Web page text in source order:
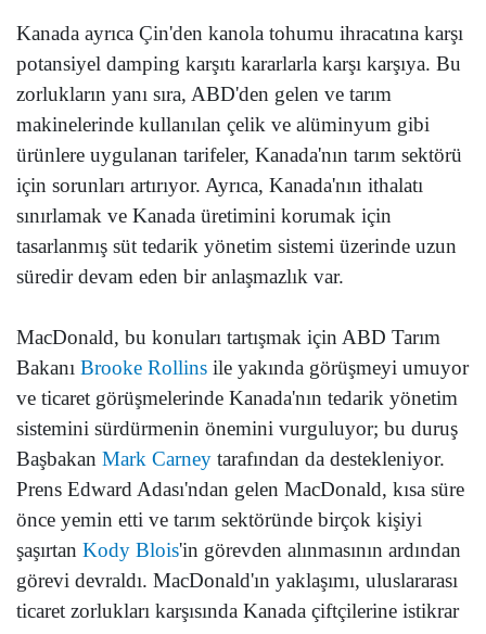
Kanada ayrıca Çin'den kanola tohumu ihracatına karşı
potansiyel damping karşıtı kararlarla karşı karşıya. Bu
zorlukların yanı sıra, ABD'den gelen ve tarım
makinelerinde kullanılan çelik ve alüminyum gibi
ürünlere uygulanan tarifeler, Kanada'nın tarım sektörü
için sorunları artırıyor. Ayrıca, Kanada'nın ithalatı
sınırlamak ve Kanada üretimini korumak için
tasarlanmış süt tedarik yönetim sistemi üzerinde uzun
süredir devam eden bir anlaşmazlık var.
MacDonald, bu konuları tartışmak için ABD Tarım
Bakanı Brooke Rollins ile yakında görüşmeyi umuyor
ve ticaret görüşmelerinde Kanada'nın tedarik yönetim
sistemini sürdürmenin önemini vurguluyor; bu duruş
Başbakan Mark Carney tarafından da destekleniyor.
Prens Edward Adası'ndan gelen MacDonald, kısa süre
önce yemin etti ve tarım sektöründe birçok kişiyi
şaşırtan Kody Blois'in görevden alınmasının ardından
görevi devraldı. MacDonald'ın yaklaşımı, uluslararası
ticaret zorlukları karşısında Kanada çiftçilerine istikrar